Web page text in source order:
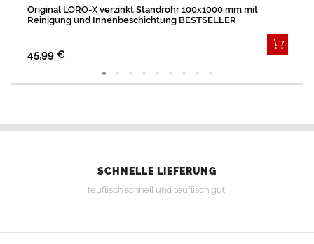
Original LORO-X verzinkt Standrohr 100x1000 mm mit
Reinigung und Innenbeschichtung BESTSELLER
45,99 €
SCHNELLE LIEFERUNG
teuflisch schnell und teuflisch gut!